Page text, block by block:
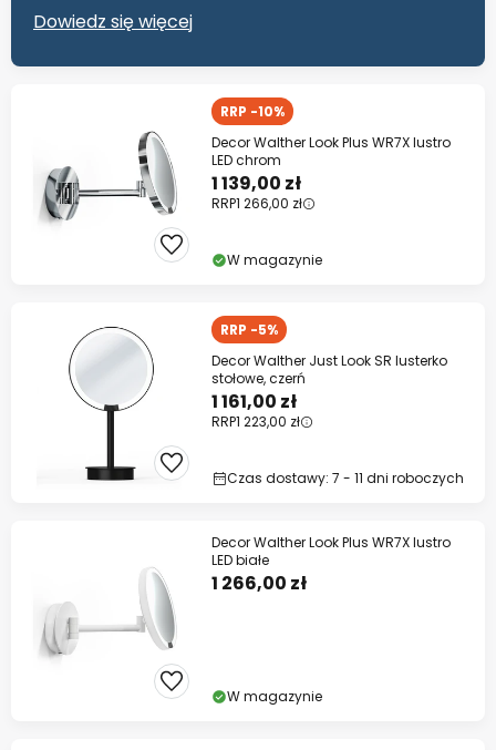
Dowiedz się więcej
RRP -10%
Decor Walther Look Plus WR7X lustro
LED chrom
1 139,00 zł
RRP1 266,00 zł
W magazynie
RRP -5%
Decor Walther Just Look SR lusterko
stołowe, czerń
1 161,00 zł
RRP1 223,00 zł
Czas dostawy: 7 - 11 dni roboczych
Decor Walther Look Plus WR7X lustro
LED białe
1 266,00 zł
W magazynie